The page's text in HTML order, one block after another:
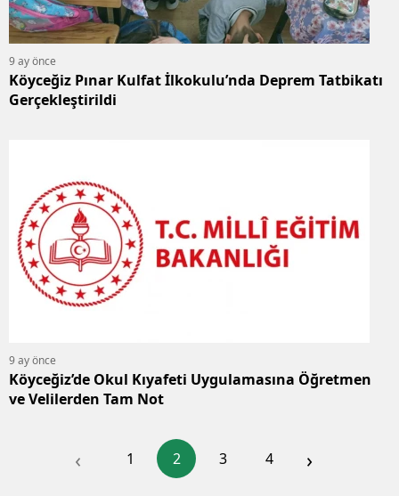
9 ay önce
Köyceğiz Pınar Kulfat İlkokulu’nda Deprem Tatbikatı
Gerçekleştirildi
9 ay önce
Köyceğiz’de Okul Kıyafeti Uygulamasına Öğretmen
ve Velilerden Tam Not
‹ 1 2 3 4 ›